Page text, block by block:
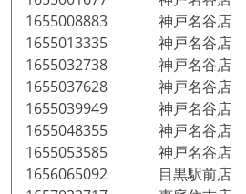
1655008883 神戸名谷店
1655013335 神戸名谷店
1655032738 神戸名谷店
1655037628 神戸名谷店
1655039949 神戸名谷店
1655048355 神戸名谷店
1655053585 神戸名谷店
1656065092 目黒駅前店